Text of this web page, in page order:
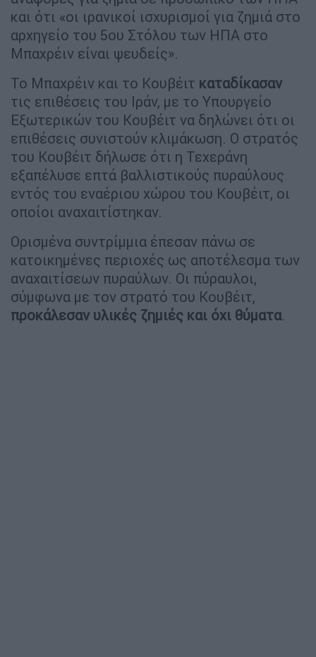
και ότι «οι ιρανικοί ισχυρισμοί για ζημιά στο
αρχηγείο του 5ου Στόλου των ΗΠΑ στο
Μπαχρέιν είναι ψευδείς».
Το Μπαχρέιν και το Κουβέιτ καταδίκασαν
τις επιθέσεις του Ιράν, με το Υπουργείο
Εξωτερικών του Κουβέιτ να δηλώνει ότι οι
επιθέσεις συνιστούν κλιμάκωση. Ο στρατός
του Κουβέιτ δήλωσε ότι η Τεχεράνη
εξαπέλυσε επτά βαλλιστικούς πυραύλους
εντός του εναέριου χώρου του Κουβέιτ, οι
οποίοι αναχαιτίστηκαν.
Ορισμένα συντρίμμια έπεσαν πάνω σε
κατοικημένες περιοχές ως αποτέλεσμα των
αναχαιτίσεων πυραύλων. Οι πύραυλοι,
σύμφωνα με τον στρατό του Κουβέιτ,
προκάλεσαν υλικές ζημιές και όχι θύματα.